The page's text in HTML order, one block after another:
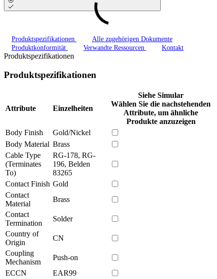
Produktspezifikationen
Alle zugehörigen Dokumente
Produktkonformität
Verwandte Ressourcen Kontakt
Produktspezifikationen
Produktspezifikationen
Attribute Einzelheiten
Siehe Simular
Wählen Sie die nachstehenden
Attribute, um ähnliche
Produkte anzuzeigen
Body Finish
Gold/Nickel
Body Material Brass
Cable Type
(Terminates
To)
RG-178, RG-
196, Belden
83265
Contact Finish Gold
Contact
Material
Brass
Contact
Termination
Solder
Country of
Origin
CN
Coupling
Mechanism
Push-on
ECCN
EAR99